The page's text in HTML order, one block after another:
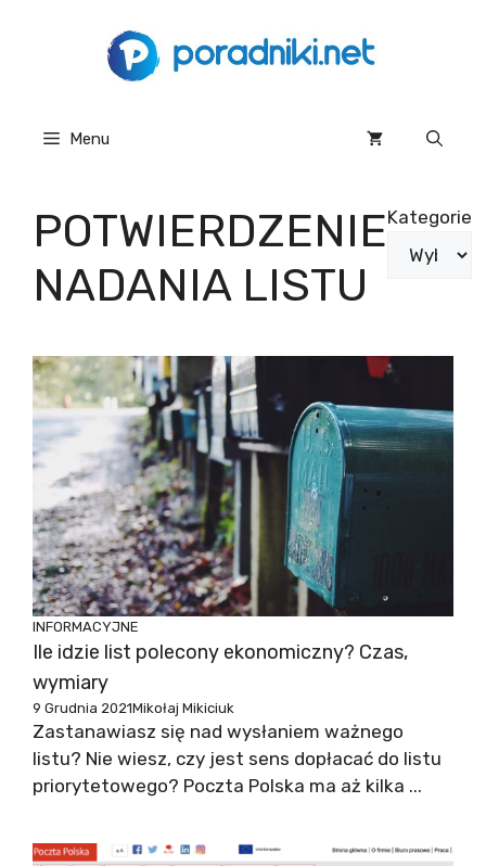
Menu
POTWIERDZENIE
NADANIA LISTU
Kategorie
INFORMACYJNE
Ile idzie list polecony ekonomiczny? Czas,
wymiary
9 Grudnia 2021Mikołaj Mikiciuk
Zastanawiasz się nad wysłaniem ważnego
listu? Nie wiesz, czy jest sens dopłacać do listu
priorytetowego? Poczta Polska ma aż kilka ...